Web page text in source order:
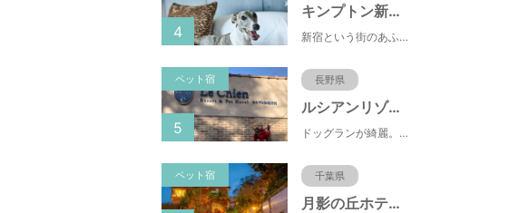
キンプトン新宿東京
新宿という街のあふれるエネルギーを映し出すようなライブ感のあるホテルなのに、中へと足を踏み入れれば、そこは別世界に
4
ペット宿 長野県
ルシアンリゾート旧軽井沢
ドッグランが綺麗。おもちゃが多くある。有料のドッグランなので、お客さんの質が良い。ドッグラン以外にも楽しめる場所が多い。
5
ペット宿 千葉県
月影の丘ホテル ヴィラ勝山アヴェール